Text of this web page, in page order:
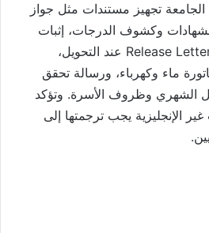
تجهيز مستندات مثل جواز
وكشوف الدرجات، إثبات
اللغة الإنجليزية أو خطاب Release Letter عند التحويل،
ماء وكهرباء، ورسالة تحقق
الشهري وظروف الأسرة. وتؤكد
الإنجليزية يجب ترجمتها إلى